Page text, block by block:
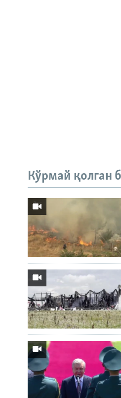
Кўрмай қолган